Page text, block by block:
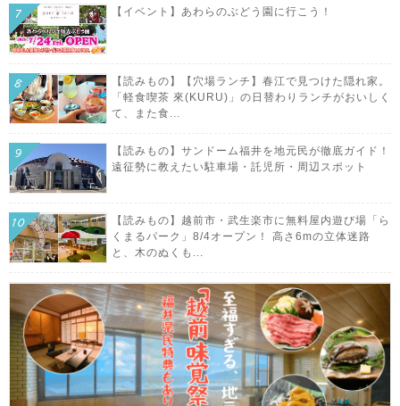
【イベント】あわらのぶどう園に行こう！
【読みもの】【穴場ランチ】春江で見つけた隠れ家。
「軽食喫茶 來(KURU)」の日替わりランチがおいしく
て、また食...
【読みもの】サンドーム福井を地元民が徹底ガイド！
遠征勢に教えたい駐車場・託児所・周辺スポット
【読みもの】越前市・武生楽市に無料屋内遊び場「ら
くまるパーク」8/4オープン！ 高さ6mの立体迷路
と、木のぬくも...